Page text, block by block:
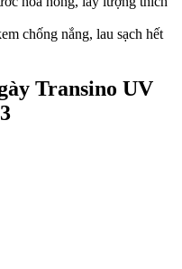
chống nắng, lau sạch hết
Transino UV